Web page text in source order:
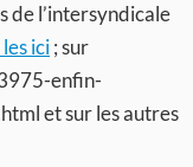
de l’intersyndicale
ici; sur
enfin-
et sur les autres